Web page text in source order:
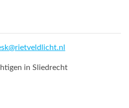
in Sliedrecht